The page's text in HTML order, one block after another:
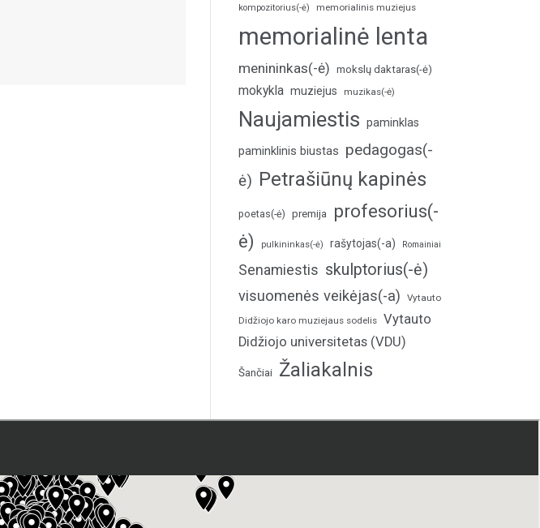
kompozitorius(-ė)
memorialinis muziejus
memorialinė lenta
menininkas(-ė) mokslų daktaras(-ė)
mokykla muziejus muzikas(-ė)
Naujamiestis paminklas
paminklinis biustas pedagogas(-
ė) Petrašiūnų kapinės
poetas(-ė) premija
profesorius(-
ė)
pulkininkas(-ė) rašytojas(-a) Romainiai
Senamiestis skulptorius(-ė)
visuomenės veikėjas(-a)
Vytauto
Didžiojo karo muziejaus sodelis Vytauto
Didžiojo universitetas (VDU)
Šančiai Žaliakalnis